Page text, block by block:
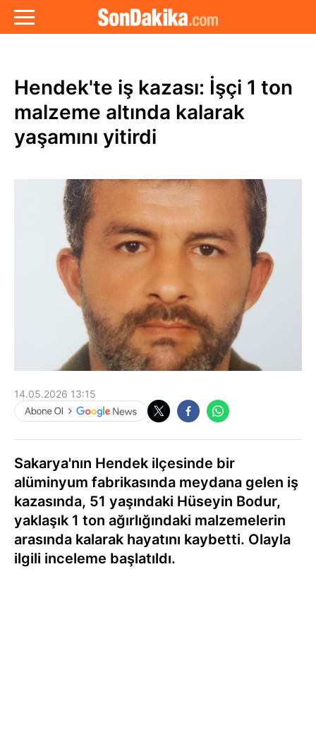
Hendek'te iş kazası: İşçi 1 ton
malzeme altında kalarak
yaşamını yitirdi
14.05.2026 13:15
Sakarya'nın Hendek ilçesinde bir
alüminyum fabrikasında meydana gelen iş
kazasında, 51 yaşındaki Hüseyin Bodur,
yaklaşık 1 ton ağırlığındaki malzemelerin
arasında kalarak hayatını kaybetti. Olayla
ilgili inceleme başlatıldı.